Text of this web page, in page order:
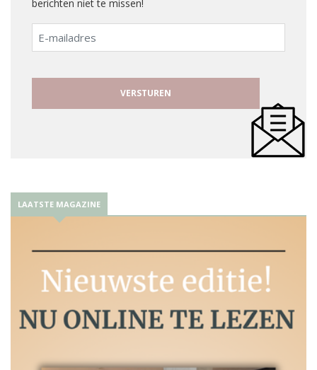
berichten niet te missen!
E-
mailadres
LAATSTE MAGAZINE